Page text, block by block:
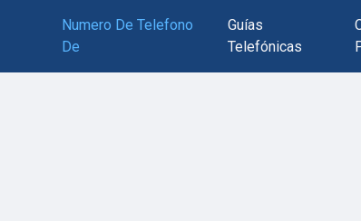
Numero De Telefono
De
Guías
Telefónicas